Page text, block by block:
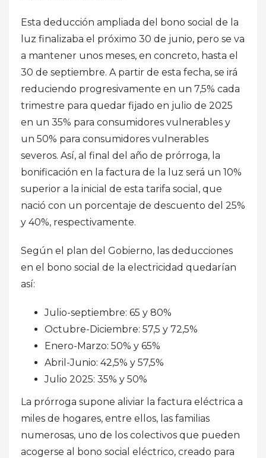
Esta deducción ampliada del bono social de la
luz finalizaba el próximo 30 de junio, pero se va
a mantener unos meses, en concreto, hasta el
30 de septiembre. A partir de esta fecha, se irá
reduciendo progresivamente en un 7,5% cada
trimestre para quedar fijado en julio de 2025
en un 35% para consumidores vulnerables y
un 50% para consumidores vulnerables
severos. Así, al final del año de prórroga, la
bonificación en la factura de la luz será un 10%
superior a la inicial de esta tarifa social, que
nació con un porcentaje de descuento del 25%
y 40%, respectivamente.
Según el plan del Gobierno, las deducciones
en el bono social de la electricidad quedarían
así:
Julio-septiembre: 65 y 80%
Octubre-Diciembre: 57,5 y 72,5%
Enero-Marzo: 50% y 65%
Abril-Junio: 42,5% y 57,5%
Julio 2025: 35% y 50%
La prórroga supone aliviar la factura eléctrica a
miles de hogares, entre ellos, las familias
numerosas, uno de los colectivos que pueden
acogerse al bono social eléctrico, creado para